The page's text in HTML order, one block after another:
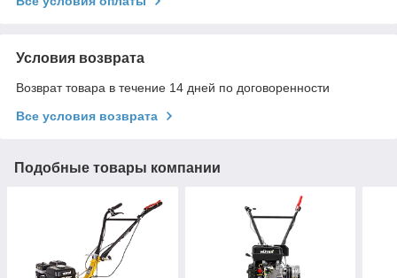
Условия возврата
Возврат товара в течение 14 дней по договоренности
Все условия возврата
Подобные товары компании